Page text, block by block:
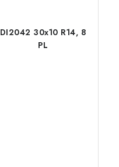
DI2042 30x10 R14, 8
PL